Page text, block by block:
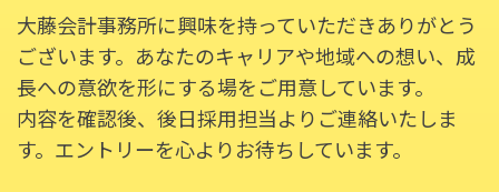
大藤会計事務所に興味を持っていただきありがとう
ございます。あなたのキャリアや地域への想い、成
長への意欲を形にする場をご用意しています。
内容を確認後、後日採用担当よりご連絡いたしま
す。エントリーを心よりお待ちしています。